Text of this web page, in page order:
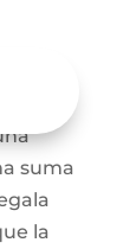
una
suma
la